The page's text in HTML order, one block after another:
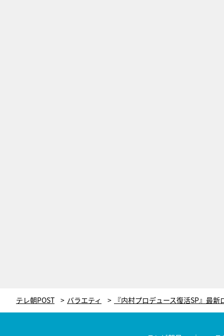
テレ朝POST バラエティ